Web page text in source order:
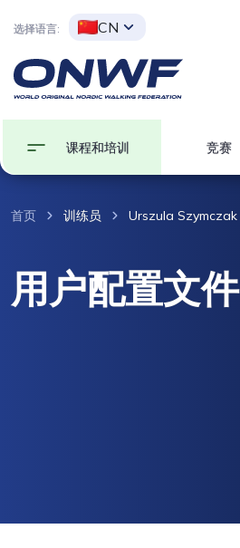
选择语言: CN
课程和培训 竞赛
首页 训练员 Urszula Szymczak
用户配置文件